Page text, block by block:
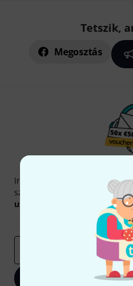
Tetszik,
Megosztás
Iratkozz fel a Thomann angol
szerencsével megnyerheted
utalvány
Inspiráló